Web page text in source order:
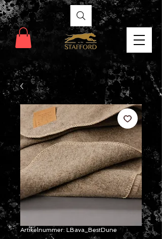
Artikelnummer: LBava_BestDune